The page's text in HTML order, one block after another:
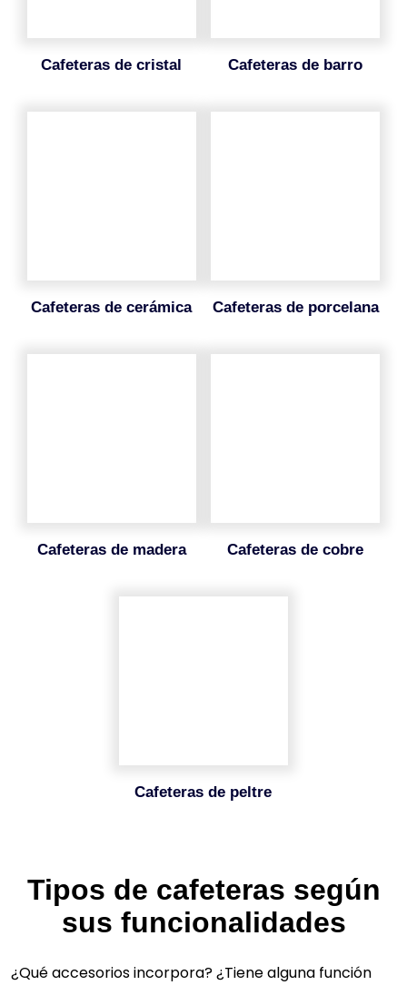
cafeteras de cristal cafeteras de barro
cafeteras de cerámica cafeteras de porcelana
cafeteras de madera cafeteras de cobre
cafeteras de peltre
Tipos de cafeteras según
sus funcionalidades
¿Qué accesorios incorpora? ¿Tiene alguna función